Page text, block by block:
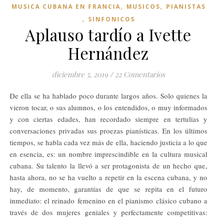
MUSICA CUBANA EN FRANCIA, MUSICOS, PIANISTAS
, SINFONICOS
Aplauso tardío a Ivette
Hernández
diciembre 5, 2019 / 22 Comentarios
De ella se ha hablado poco durante largos años. Solo quienes la
vieron tocar, o sus alumnos, o los entendidos, o muy informados
y con ciertas edades, han recordado siempre en tertulias y
conversaciones privadas sus proezas pianísticas. En los últimos
tiempos, se habla cada vez más de ella, haciendo justicia a lo que
en esencia, es: un nombre imprescindible en la cultura musical
cubana. Su talento la llevó a ser protagonista de un hecho que,
hasta ahora, no se ha vuelto a repetir en la escena cubana, y no
hay, de momento, garantías de que se repita en el futuro
inmediato: el reinado femenino en el pianismo clásico cubano a
través de dos mujeres geniales y perfectamente competitivas: